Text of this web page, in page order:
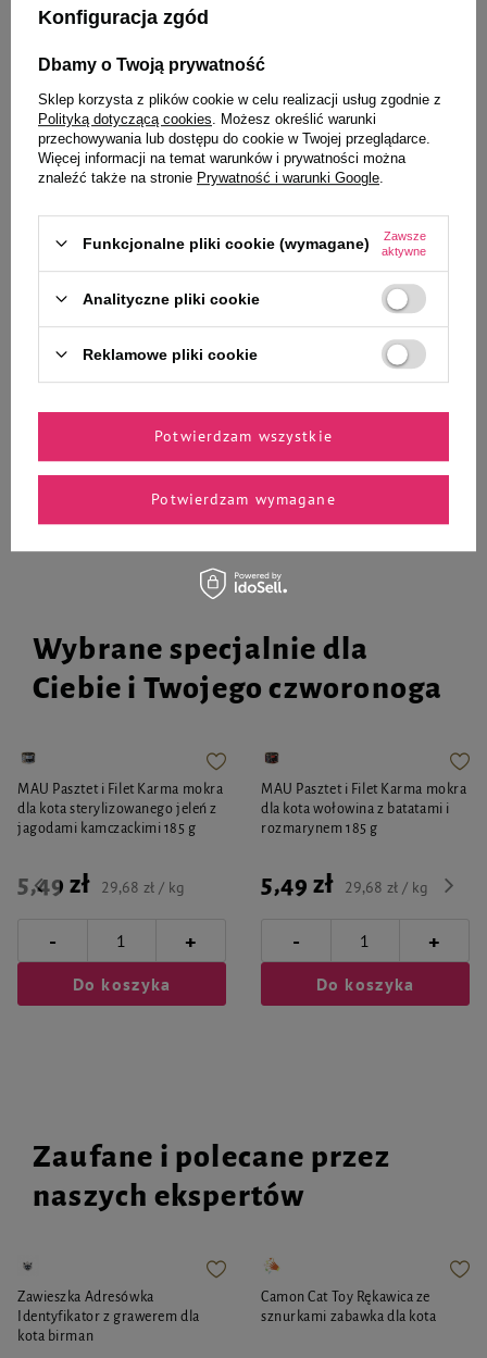
To także ucieszy Twojego
pupila
dla kota sterylizowanego gęś z
5,49 zł 29,68 zł / kg
+
Do koszyka
MAU Pasztet i Filet Karma mokra
dla kota indyk z masłem
5,49 zł 29,68 zł / kg
-
Do koszyka
Wybrane specjalnie dla
Ciebie i Twojego czworonoga
MAU Pasztet i Filet Karma mokra
dla kota sterylizowanego jeleń z
jagodami kamczackimi 185 g
5,49 zł 29,68 zł / kg
- +
Do koszyka
MAU Pasztet i Filet Karma mokra
dla kota wołowina z batatami i
rozmarynem 185 g
5,49 zł 29,68 zł / kg
- +
Do koszyka
Zaufane i polecane przez
naszych ekspertów
Zawieszka Adresówka
Identyfikator z grawerem dla
kota birman
Camon Cat Toy Rękawica ze
sznurkami zabawka dla kota
Konfiguracja zgód
Dbamy o Twoją prywatność
Sklep korzysta z plików cookie w celu realizacji usług zgodnie z
Polityką dotyczącą cookies . Możesz określić warunki
przechowywania lub dostępu do cookie w Twojej przeglądarce.
Więcej informacji na temat warunków i prywatności można
znaleźć także na stronie Prywatność i warunki Google
Funkcjonalne pliki cookie (wymagane)
Zawsze
aktywne
Analityczne pliki cookie
Reklamowe pliki cookie
Potwierdzam wymagane
Potwierdzam wszystkie